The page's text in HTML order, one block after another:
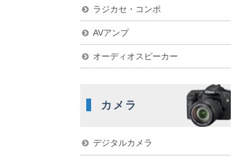
ラジカセ・コンポ
AVアンプ
オーディオスピーカー
カメラ
デジタルカメラ